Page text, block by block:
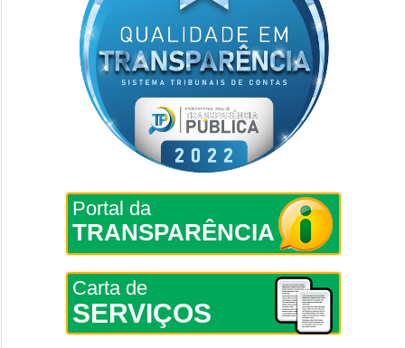
Portal da
TRANSPARÊNCIA
Carta de
SERVIÇOS